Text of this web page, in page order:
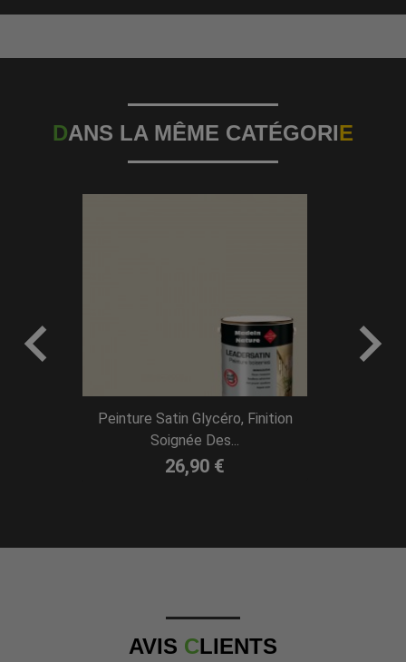
DANS LA MÊME CATÉGORIE

Peinture Satin Glycéro, Finition
Soignée Des...
26,90 €

AVIS CLIENTS